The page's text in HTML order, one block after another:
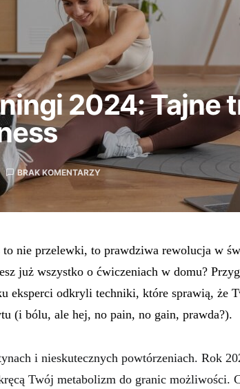
2024: Tajne
BRAK KOMENTARZY
to nie przelewki, to prawdziwa rewolucja w
już wszystko o ćwiczeniach w domu?
eksperci odkryli techniki, które sprawią, że
(i bólu, ale hej, no pain, no gain, prawda?).
i nieskutecznych powtórzeniach. Rok
Twój metabolizm do granic możliwości.